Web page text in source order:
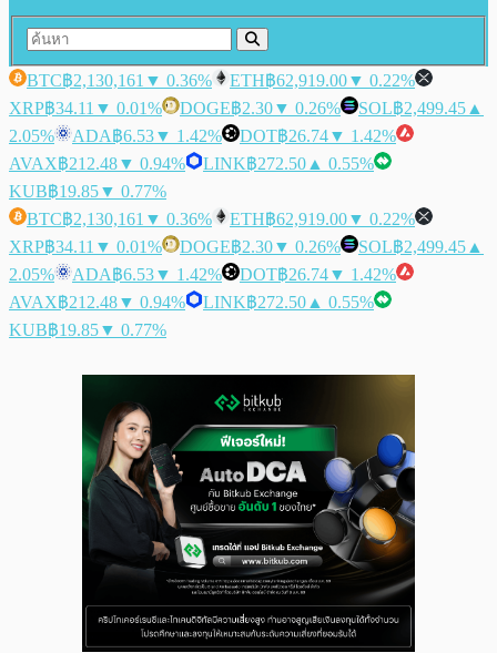
BTC฿2,130,161 ▼ 0.36% ETH฿62,919.00▼ 0.22%
XRP฿34.11 ▼ 0.01% DOGE฿2.30▼ 0.26% SOL฿2,499.45 ▲
2.05%
ADA฿6.53▼ 1.42% DOT฿26.74▼ 1.42%
AVAX฿212.48▼ 0.94% LINK฿272.50 ▲ 0.55%
KUB฿19.85▼ 0.77%
BTC฿2,130,161 ▼ 0.36% ETH฿62,919.00▼ 0.22%
XRP฿34.11 ▼ 0.01% DOGE฿2.30▼ 0.26% SOL฿2,499.45 ▲
2.05%
ADA฿6.53▼ 1.42% DOT฿26.74▼ 1.42%
AVAX฿212.48▼ 0.94% LINK฿272.50 ▲ 0.55%
KUB฿19.85▼ 0.77%